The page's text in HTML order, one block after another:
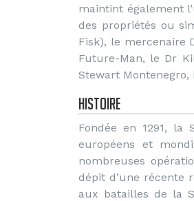
maintint également
des propriétés ou
Fisk), le mercenaire
Future-Man, le Dr
Stewart Montenegro,
Histoire
Fondée en 1291,
européens et
nombreuses
dépit d’une récente
aux batailles de la